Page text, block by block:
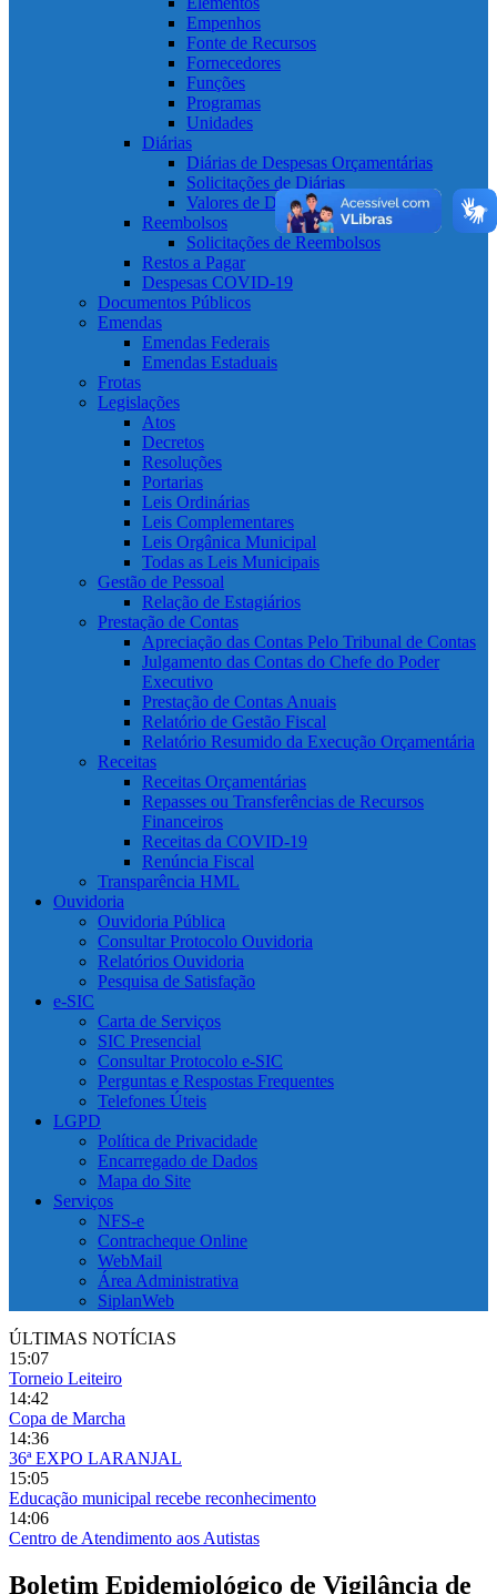
Empenhos
Fonte de Recursos
Fornecedores
Funções
Programas
Unidades
Diárias
Diárias de Despesas Orçamentárias
Solicitações de Diárias
Valores de Diárias
Reembolsos
Solicitações de Reembolsos
Restos a Pagar
Despesas COVID-19
Documentos Públicos
Emendas
Emendas Federais
Emendas Estaduais
Frotas
Legislações
Atos
Decretos
Resoluções
Portarias
Leis Ordinárias
Leis Complementares
Leis Orgânica Municipal
Todas as Leis Municipais
Gestão de Pessoal
Relação de Estagiários
Prestação de Contas
Apreciação das Contas Pelo Tribunal de Contas
Julgamento das Contas do Chefe do Poder
Executivo
Prestação de Contas Anuais
Relatório de Gestão Fiscal
Relatório Resumido da Execução Orçamentária
Receitas
Receitas Orçamentárias
Repasses ou Transferências de Recursos
Financeiros
Receitas da COVID-19
Renúncia Fiscal
Transparência HML
Ouvidoria
Ouvidoria Pública
Consultar Protocolo Ouvidoria
Relatórios Ouvidoria
Pesquisa de Satisfação
e-SIC
Carta de Serviços
SIC Presencial
Consultar Protocolo e-SIC
Perguntas e Respostas Frequentes
Telefones Úteis
LGPD
Política de Privacidade
Encarregado de Dados
Mapa do Site
Serviços
NFS-e
Contracheque Online
WebMail
Área Administrativa
SiplanWeb
ÚLTIMAS NOTÍCIAS
15:07
Torneio Leiteiro
14:42
Copa de Marcha
14:36
36ª EXPO LARANJAL
15:05
Educação municipal recebe reconhecimento
14:06
Centro de Atendimento aos Autistas
Boletim Epidemiológico de Vigilância de